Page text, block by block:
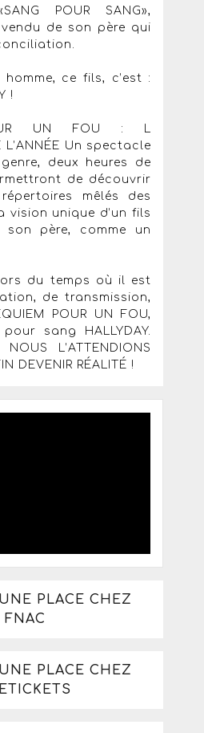
POUR SANG»,
de son père qui
ce fils, c’est :
!
UN FOU : L
L’ANNÉE Un spectacle
deux heures de
de découvrir
mêlés des
vision unique d’un fils
son père, comme un
du temps où il est
de transmission,
POUR UN FOU,
sang HALLYDAY.
NOUS L’ATTENDIONS
DEVENIR RÉALITÉ !
PLACE CHEZ
FNAC
PLACE CHEZ